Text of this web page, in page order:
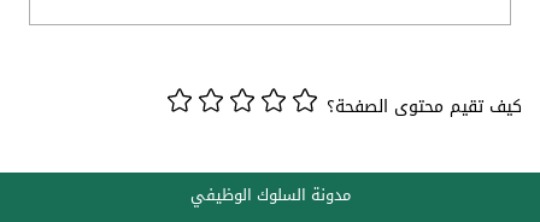
كيف تقيم محتوى الصفحة؟
مدونة السلوك الوظيفي